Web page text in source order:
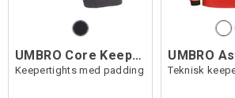
UMBRO Core Keeper Tights jr
Keepertights med padding